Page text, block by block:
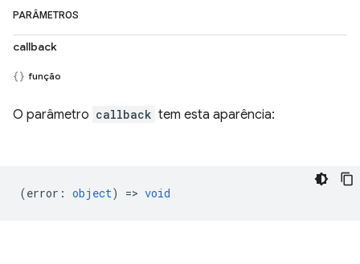
PARÂMETROS
callback
função
O parâmetro callback tem esta aparência:
(error : object) => void